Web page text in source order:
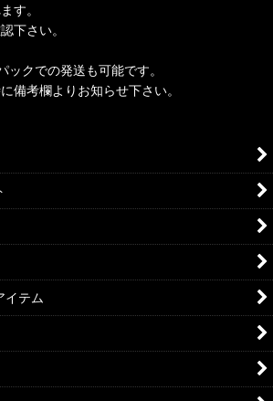
す。
下さい。
クでの発送も可能です。
備考欄よりお知らせ下さい。
イテム